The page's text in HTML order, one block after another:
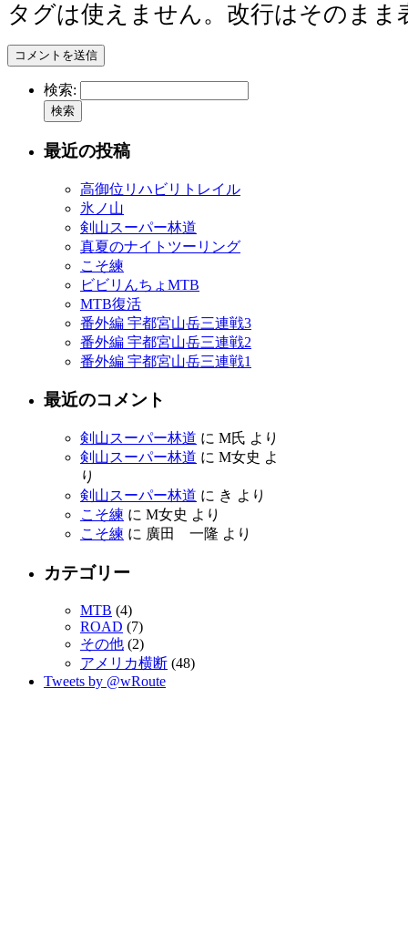
タグは使えません。改行はそのまま
検索:
最近の投稿
高御位リハビリトレイル
氷ノ山
剣山スーパー林道
真夏のナイトツーリング
こそ練
ビビリんちょMTB
MTB復活
番外編 宇都宮山岳三連戦3
番外編 宇都宮山岳三連戦2
番外編 宇都宮山岳三連戦1
最近のコメント
剣山スーパー林道 に M氏 より
剣山スーパー林道 に M女史 よ
り
剣山スーパー林道 に き より
こそ練 に M女史 より
こそ練 に 廣田 一隆 より
カテゴリー
MTB (4)
ROAD (7)
その他 (2)
アメリカ横断 (48)
Tweets by @wRoute